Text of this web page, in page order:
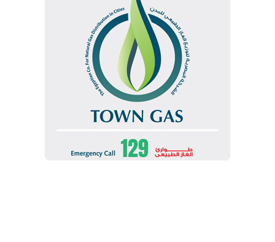
CNG Egypt New Energy Glass الصينية
الهيئة العامة للمنطقة الاقتصادية لقناة السويس